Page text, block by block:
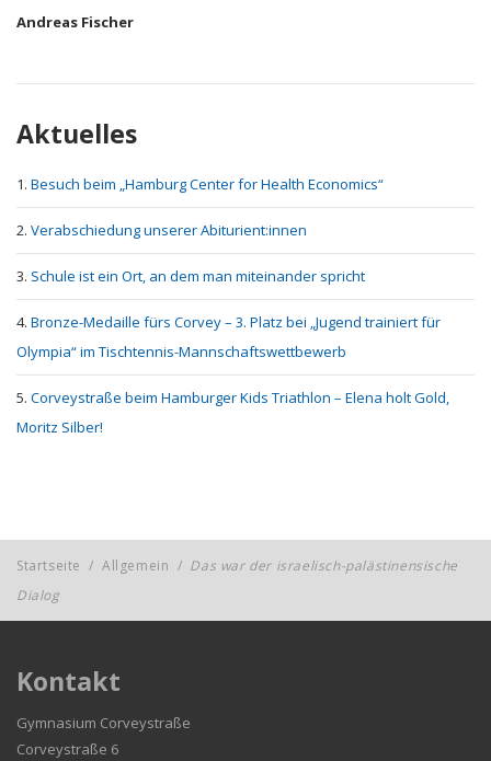
Andreas Fischer
Aktuelles
Besuch beim „Hamburg Center for Health Economics“
Verabschiedung unserer Abiturient:innen
Schule ist ein Ort, an dem man miteinander spricht
Bronze-Medaille fürs Corvey – 3. Platz bei „Jugend trainiert für
Olympia“ im Tischtennis-Mannschaftswettbewerb
Corveystraße beim Hamburger Kids Triathlon – Elena holt Gold,
Moritz Silber!
Startseite / Allgemein / Das war der israelisch-palästinensische
Dialog
Kontakt
Gymnasium Corveystraße
Corveystraße 6